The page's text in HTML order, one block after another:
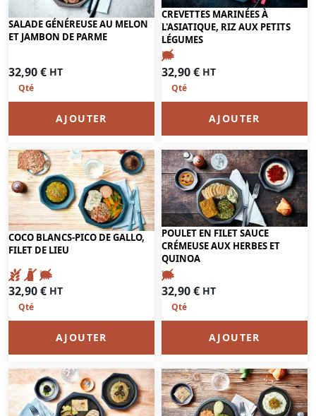
SALADE GÉNÉREUSE AU MELON
ET JAMBON DE PARME
32,90€ HT
AJOUTER
CREVETTES MARINÉES À
L'ASIATIQUE, RIZ AUX PETITS
LÉGUMES
32,90€ HT
AJOUTER
COCO BLANCS-PICO DE GALLO,
FILET DE LIEU
32,90€ HT
AJOUTER
POULET EN FILET SAUCE
CRÉMEUSE AUX HERBES ET
QUINOA
32,90€ HT
AJOUTER